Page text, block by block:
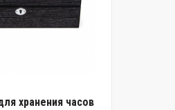
хранения часов